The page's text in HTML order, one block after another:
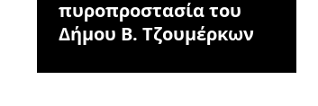
πυροπροστασία του
Δήμου Β. Τζουμέρκων